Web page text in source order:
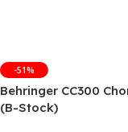
-51%
Behringer CC300
(B-Stock)